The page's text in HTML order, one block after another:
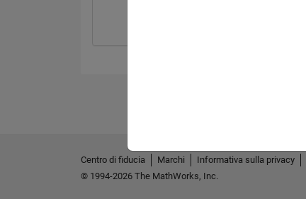
Centro di fiducia Marchi Informativa sulla privacy
© 1994-2026 The MathWorks, Inc.